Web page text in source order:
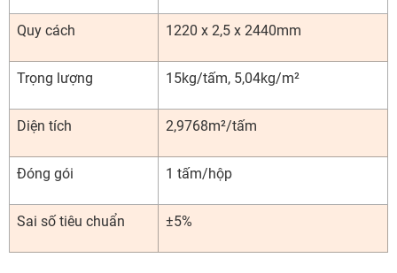
Quy cách 1220 x 2,5 x 2440mm
Trọng lượng 15kg/tấm, 5,04kg/m²
Diện tích 2,9768m²/tấm
Đóng gói 1 tấm/hộp
Sai số tiêu chuẩn ±5%